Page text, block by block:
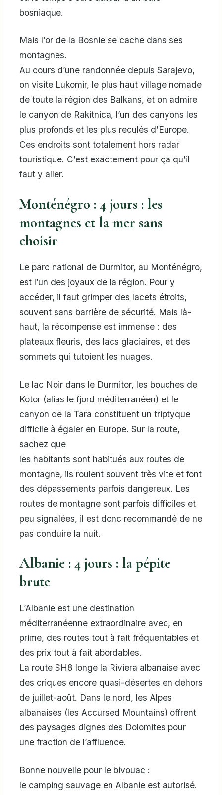
bosniaque.
Mais l’or de la Bosnie se cache dans ses
montagnes.
Au cours d’une randonnée depuis Sarajevo,
on visite Lukomir, le plus haut village nomade
de toute la région des Balkans, et on admire
le canyon de Rakitnica, l’un des canyons les
plus profonds et les plus reculés d’Europe.
Ces endroits sont totalement hors radar
touristique. C’est exactement pour ça qu’il
faut y aller.
Monténégro : 4 jours : les
montagnes et la mer sans
choisir
Le parc national de Durmitor, au Monténégro,
est l’un des joyaux de la région. Pour y
accéder, il faut grimper des lacets étroits,
souvent sans barrière de sécurité. Mais là-
haut, la récompense est immense : des
plateaux fleuris, des lacs glaciaires, et des
sommets qui tutoient les nuages.
Le lac Noir dans le Durmitor, les bouches de
Kotor (alias le fjord méditerranéen) et le
canyon de la Tara constituent un triptyque
difficile à égaler en Europe. Sur la route,
sachez que
les habitants sont habitués aux routes de
montagne, ils roulent souvent très vite et font
des dépassements parfois dangereux. Les
routes de montagne sont parfois difficiles et
peu signalées, il est donc recommandé de ne
pas conduire la nuit.
Albanie : 4 jours : la pépite
brute
L’Albanie est une destination
méditerranéenne extraordinaire avec, en
prime, des routes tout à fait fréquentables et
des prix tout à fait abordables.
La route SH8 longe la Riviera albanaise avec
des criques encore quasi-désertes en dehors
de juillet-août. Dans le nord, les Alpes
albanaises (les Accursed Mountains) offrent
des paysages dignes des Dolomites pour
une fraction de l’affluence.
Bonne nouvelle pour le bivouac :
le camping sauvage en Albanie est autorisé.